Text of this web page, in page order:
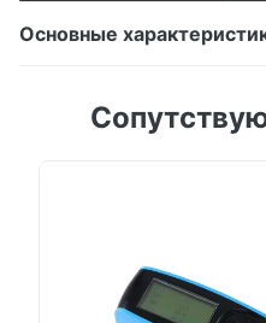
Основные
апертурой 1*3мм
Тайл7.
по СКИ & СКЭ двойными